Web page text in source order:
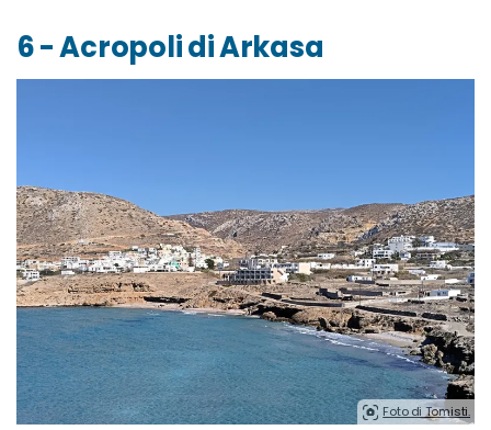
6 - Acropoli di Arkasa
Foto di Tomisti.